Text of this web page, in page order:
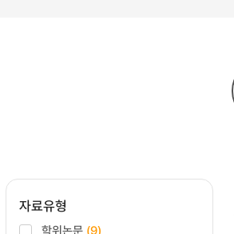
자료유형
학위논문 (9)